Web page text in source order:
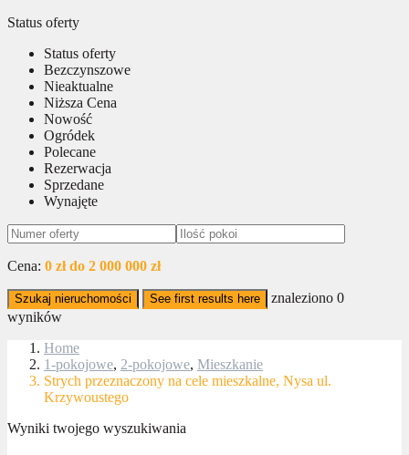
Status oferty
Status oferty
Bezczynszowe
Nieaktualne
Niższa Cena
Nowość
Ogródek
Polecane
Rezerwacja
Sprzedane
Wynajęte
Cena: 0 zł do 2 000 000 zł
Szukaj nieruchomości See first results here znaleziono 0
wyników
Home
1-pokojowe, 2-pokojowe, Mieszkanie
Strych przeznaczony na cele mieszkalne, Nysa ul.
Krzywoustego
Wyniki twojego wyszukiwania